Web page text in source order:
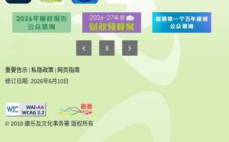
重要告示 | 私隐政策 | 网页指南
修订日期: 2026年6月10日
© 2018 康乐及文化事务署 版权所有